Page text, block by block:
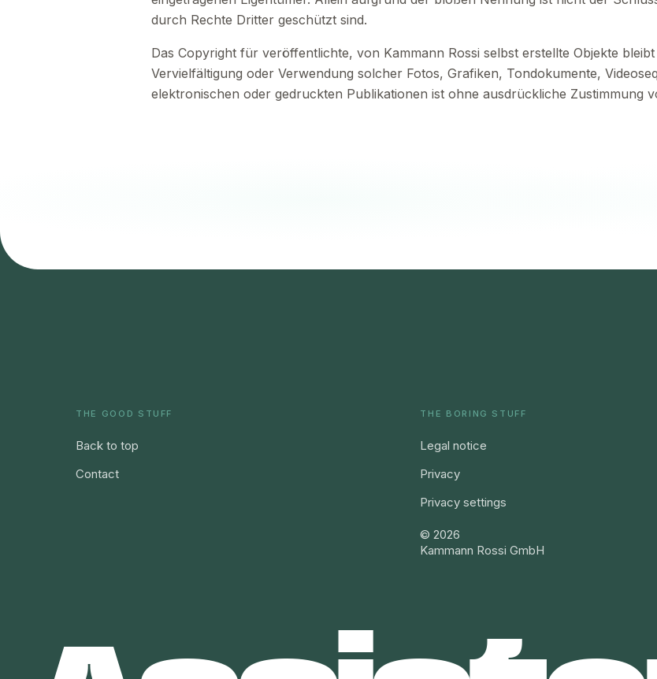
durch Rechte Dritter geschützt sind.
Das Copyright für veröffentlichte, von Kammann Rossi selbst erstellte Objekte bleibt
Vervielfältigung oder Verwendung solcher Fotos, Grafiken, Tondokumente,
elektronischen oder gedruckten Publikationen ist ohne ausdrückliche Zustimmung
THE GOOD STUFF
Back to top
Contact
THE BORING STUFF
Legal notice
Privacy
Privacy settings
©2026
Kammann Rossi GmbH